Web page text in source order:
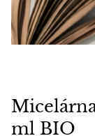
ml BIO